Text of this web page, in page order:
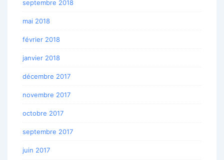
septembre 2018
mai 2018
février 2018
janvier 2018
décembre 2017
novembre 2017
octobre 2017
septembre 2017
juin 2017